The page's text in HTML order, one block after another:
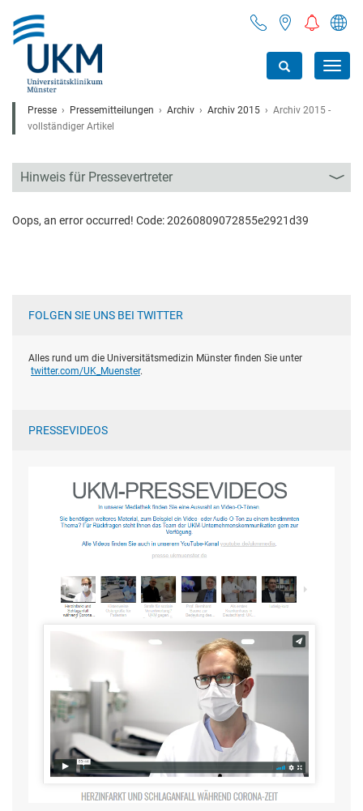
Presse Pressemitteilungen Archiv Archiv 2015
Archiv 2015 -
vollständiger Artikel
Hinweis für Pressevertreter
Oops, an error occurred! Code: 20260809072855e2921d39
FOLGEN SIE UNS BEI TWITTER
Alles rund um die Universitätsmedizin Münster finden Sie unter
twitter.com/UK_Muenster.
PRESSEVIDEOS